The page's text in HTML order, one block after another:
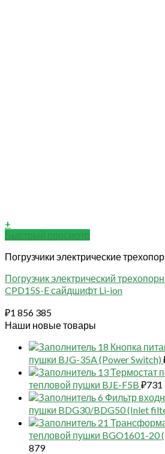
+
Быстрый просмотр
Погрузчики электрические
Погрузчик электрический
CPD15S-E сайдшифт Li-ion
₽1 856 385
Наши новые товары
18 Кнопка
пушки BJG-35A (Power Switch)
13 Термостат
тепловой пушки BJE-F5B ₽731
6 Фильтр
пушки BDG30/BDG50 (Inlet
21
тепловой пушки BGO1601-20
879